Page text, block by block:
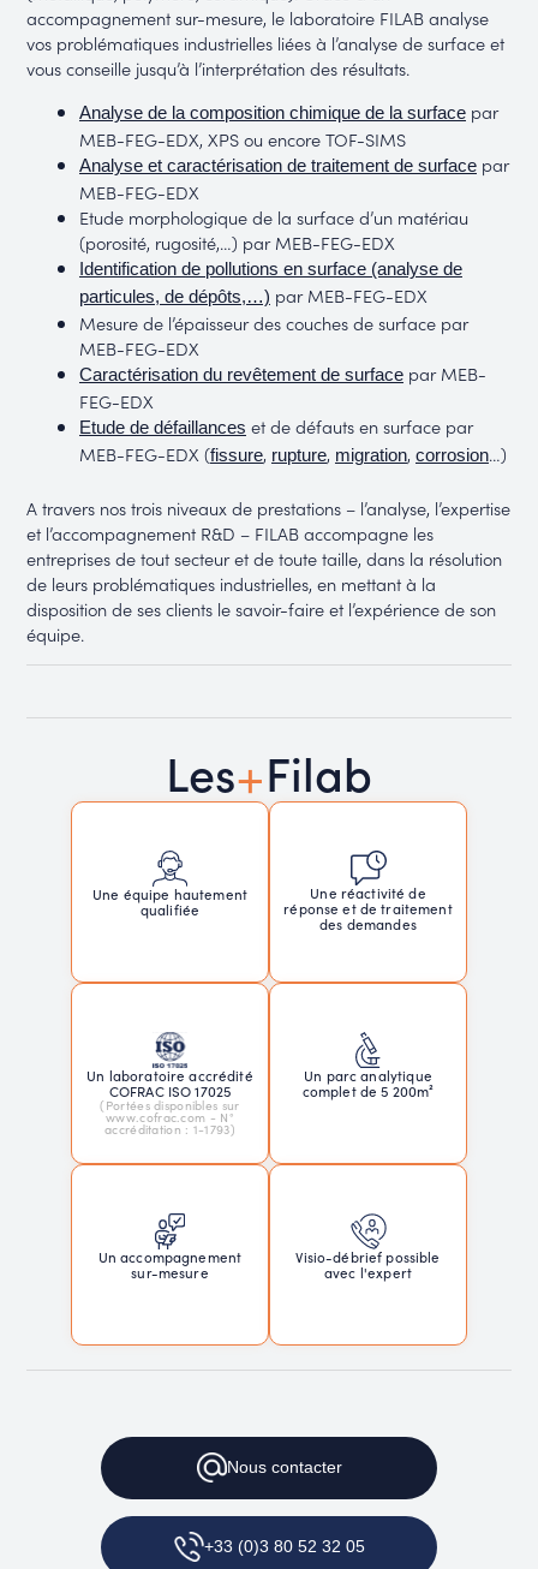
accompagnement sur-mesure, le laboratoire FILAB analyse
vos problématiques industrielles liées à l’analyse de surface et
vous conseille jusqu’à l’interprétation des résultats.
Analyse de la composition chimique de la surfacepar
MEB-FEG-EDX, XPS ou encore TOF-SIMS
Analyse et caractérisation de traitement de surfacepar
MEB-FEG-EDX
Etude morphologique de la surface d’un matériau
(porosité, rugosité,…) par MEB-FEG-EDX
Identification de pollutions en surface (analyse de
particules, de dépôts,…) par MEB-FEG-EDX
Mesure de l’épaisseur des couches de surface par
MEB-FEG-EDX
Caractérisation du revêtement de surfacepar MEB-
FEG-EDX
Etude de défaillances et de défauts en surface par
MEB-FEG-EDX (fissure, rupture, migration, corrosion…)
A travers nos trois niveaux de prestations – l’analyse, l’expertise
et l’accompagnement R&D – FILAB accompagne les
entreprises de tout secteur et de toute taille, dans la résolution
de leurs problématiques industrielles, en mettant à la
disposition de ses clients le savoir-faire et l’expérience de son
équipe.
Les+Filab
Une équipe hautement
qualifiée
Une réactivité de
réponse et de traitement
des demandes
Un laboratoire accrédité
COFRAC ISO 17025
(Portées disponibles sur
www.cofrac.com - N°
accréditation : 1-1793)
Un parc analytique
complet de 5 200m²
Un accompagnement
sur-mesure
Visio-débrief possible
avec l'expert
Nouscontacter
+33 (0)3 80 52 32 05